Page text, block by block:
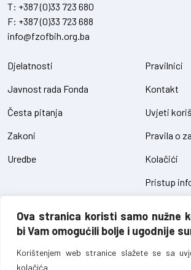
Ova stranica koristi samo nužne
bi Vam omogućili bolje i ugodnije
Korištenjem web stranice slažete se sa
kolačića
T: +387 (0)33 723 680
F: +387 (0)33 723 688
info@fzofbih.org.ba
Djelatnosti
Javnost rada Fonda
Česta pitanja
Zakoni
Uredbe
Pravilnici
Kontakt
Uvjeti
Pravila o
Kolačići
Pristup
Fond za zaštitu okoliša FBiH – sva prava